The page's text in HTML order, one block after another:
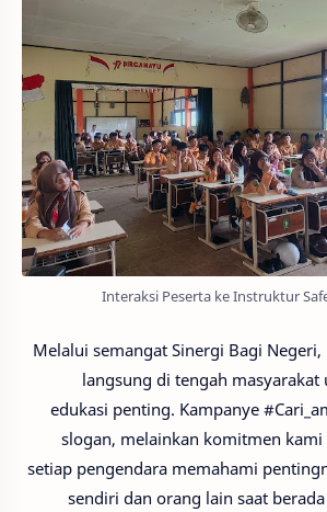
Interaksi Peserta ke Instruktur
"Melalui semangat Sinergi Bagi
langsung di tengah
edukasi penting. Kampanye
slogan, melainkan komitmen
setiap pengendara memahami
sendiri dan orang lain saat